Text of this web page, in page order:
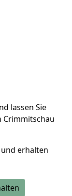
lassen Sie
Crimmitschau
und erhalten